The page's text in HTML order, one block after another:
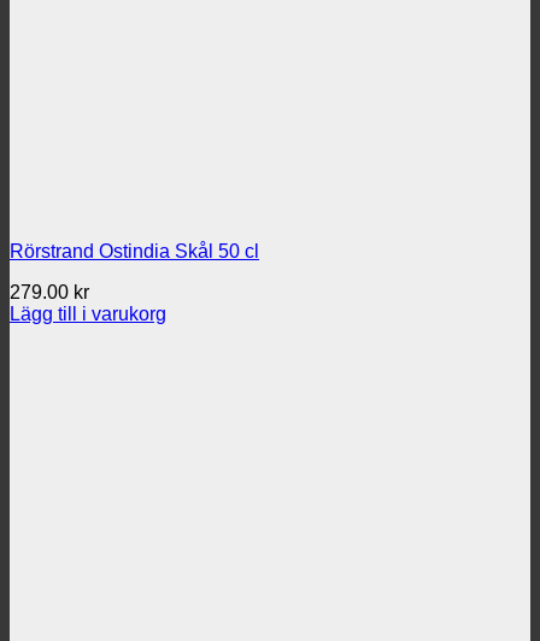
Rörstrand Ostindia Skål 50 cl
279.00 kr
Lägg till i varukorg